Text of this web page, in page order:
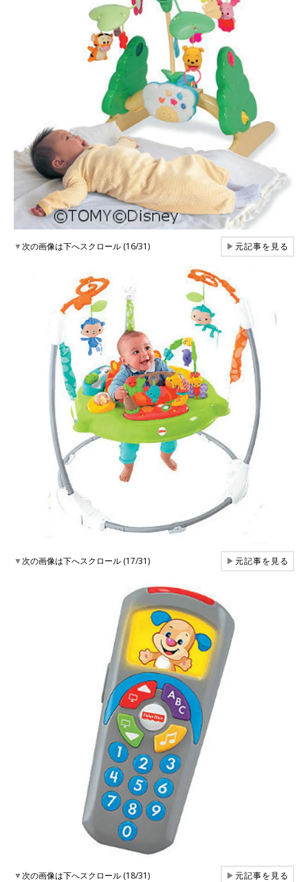
▼次の画像は下へスクロール (16/31) ▶元記事を見る
▼次の画像は下へスクロール (17/31) ▶元記事を見る
▼次の画像は下へスクロール (18/31) ▶元記事を見る